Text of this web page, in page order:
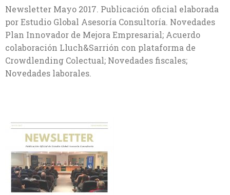
Newsletter Mayo 2017. Publicación oficial elaborada
por Estudio Global Asesoría Consultoría. Novedades
Plan Innovador de Mejora Empresarial; Acuerdo
colaboración Lluch&Sarrión con plataforma de
Crowdlending Colectual; Novedades fiscales;
Novedades laborales.